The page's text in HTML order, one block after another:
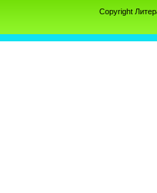
Copyright